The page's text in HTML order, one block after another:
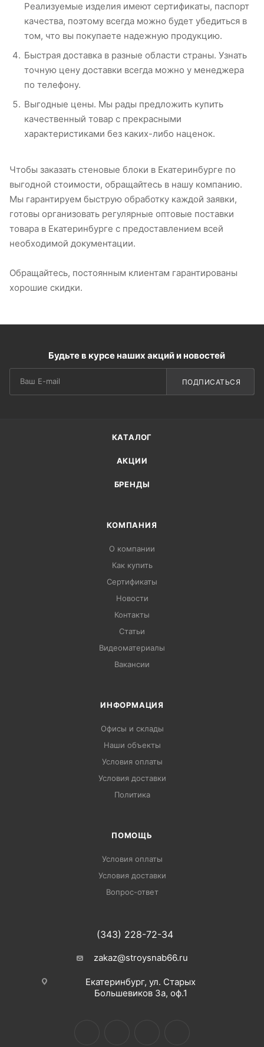
Реализуемые изделия имеют сертификаты, паспорт
качества, поэтому всегда можно будет убедиться в
том, что вы покупаете надежную продукцию.
Быстрая доставка в разные области страны. Узнать
точную цену доставки всегда можно у менеджера
по телефону.
Выгодные цены. Мы рады предложить купить
качественный товар с прекрасными
характеристиками без каких-либо наценок.
Чтобы заказать стеновые блоки в Екатеринбурге по
выгодной стоимости, обращайтесь в нашу компанию.
Мы гарантируем быструю обработку каждой заявки,
готовы организовать регулярные оптовые поставки
товара в Екатеринбурге с предоставлением всей
необходимой документации.
Обращайтесь, постоянным клиентам гарантированы
хорошие скидки.
Будьте в курсе наших акций и новостей
ПОДПИСАТЬСЯ
КАТАЛОГ
АКЦИИ
БРЕНДЫ
КОМПАНИЯ
О компании
Как купить
Сертификаты
Новости
Контакты
Статьи
Видеоматериалы
Вакансии
ИНФОРМАЦИЯ
Офисы и склады
Наши объекты
Условия оплаты
Условия доставки
Политика
ПОМОЩЬ
Условия оплаты
Условия доставки
Вопрос-ответ
(343) 228-72-34
zakaz@stroysnab66.ru
Екатеринбург, ул. Старых
Большевиков 3а, оф.1